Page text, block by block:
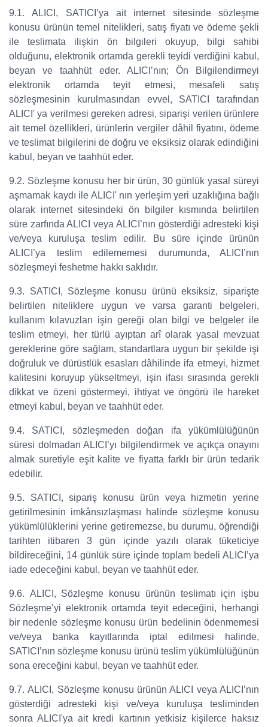
9.1. ALICI, SATICI’ya ait internet sitesinde sözleşme
konusu ürünün temel nitelikleri, satış fiyatı ve ödeme şekli
ile teslimata ilişkin ön bilgileri okuyup, bilgi sahibi
olduğunu, elektronik ortamda gerekli teyidi verdiğini kabul,
beyan ve taahhüt eder. ALICI’nın; Ön Bilgilendirmeyi
elektronik ortamda teyit etmesi, mesafeli satış
sözleşmesinin kurulmasından evvel, SATICI tarafından
ALICI' ya verilmesi gereken adresi, siparişi verilen ürünlere
ait temel özellikleri, ürünlerin vergiler dâhil fiyatını, ödeme
ve teslimat bilgilerini de doğru ve eksiksiz olarak edindiğini
kabul, beyan ve taahhüt eder.
9.2. Sözleşme konusu her bir ürün, 30 günlük yasal süreyi
aşmamak kaydı ile ALICI' nın yerleşim yeri uzaklığına bağlı
olarak internet sitesindeki ön bilgiler kısmında belirtilen
süre zarfında ALICI veya ALICI’nın gösterdiği adresteki kişi
ve/veya kuruluşa teslim edilir. Bu süre içinde ürünün
ALICI’ya teslim edilememesi durumunda, ALICI’nın
sözleşmeyi feshetme hakkı saklıdır.
9.3. SATICI, Sözleşme konusu ürünü eksiksiz, siparişte
belirtilen niteliklere uygun ve varsa garanti belgeleri,
kullanım kılavuzları işin gereği olan bilgi ve belgeler ile
teslim etmeyi, her türlü ayıptan arî olarak yasal mevzuat
gereklerine göre sağlam, standartlara uygun bir şekilde işi
doğruluk ve dürüstlük esasları dâhilinde ifa etmeyi, hizmet
kalitesini koruyup yükseltmeyi, işin ifası sırasında gerekli
dikkat ve özeni göstermeyi, ihtiyat ve öngörü ile hareket
etmeyi kabul, beyan ve taahhüt eder.
9.4. SATICI, sözleşmeden doğan ifa yükümlülüğünün
süresi dolmadan ALICI’yı bilgilendirmek ve açıkça onayını
almak suretiyle eşit kalite ve fiyatta farklı bir ürün tedarik
edebilir.
9.5. SATICI, sipariş konusu ürün veya hizmetin yerine
getirilmesinin imkânsızlaşması halinde sözleşme konusu
yükümlülüklerini yerine getiremezse, bu durumu, öğrendiği
tarihten itibaren 3 gün içinde yazılı olarak tüketiciye
bildireceğini, 14 günlük süre içinde toplam bedeli ALICI’ya
iade edeceğini kabul, beyan ve taahhüt eder.
9.6. ALICI, Sözleşme konusu ürünün teslimatı için işbu
Sözleşme’yi elektronik ortamda teyit edeceğini, herhangi
bir nedenle sözleşme konusu ürün bedelinin ödenmemesi
ve/veya banka kayıtlarında iptal edilmesi halinde,
SATICI’nın sözleşme konusu ürünü teslim yükümlülüğünün
sona ereceğini kabul, beyan ve taahhüt eder.
9.7. ALICI, Sözleşme konusu ürünün ALICI veya ALICI’nın
gösterdiği adresteki kişi ve/veya kuruluşa tesliminden
sonra ALICI'ya ait kredi kartının yetkisiz kişilerce haksız